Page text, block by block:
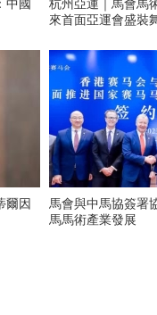
中國
杭州亞運｜馬會馬
來首面亞運會盛裝
爾因
馬會與中馬協簽
馬馬術產業發展